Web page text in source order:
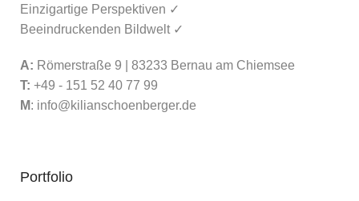
Einzigartige Perspektiven ✓
Beeindruckenden Bildwelt ✓
A: Römerstraße 9 | 83233 Bernau am Chiemsee
T: +49 - 151 52 40 77 99
M: info@kilianschoenberger.de
Portfolio